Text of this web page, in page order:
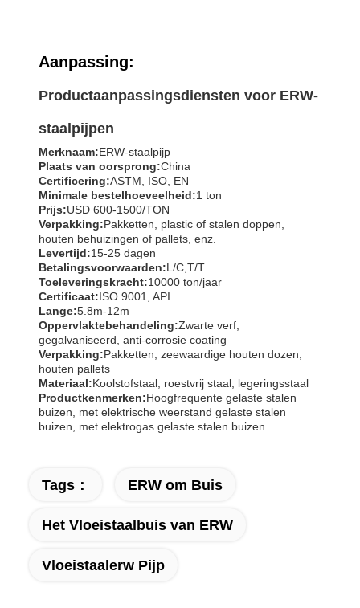
Aanpassing:
Productaanpassingsdiensten voor ERW-
staalpijpen
Merknaam:ERW-staalpijp
Plaats van oorsprong:China
Certificering:ASTM, ISO, EN
Minimale bestelhoeveelheid:1 ton
Prijs:USD 600-1500/TON
Verpakking:Pakketten, plastic of stalen doppen,
houten behuizingen of pallets, enz.
Levertijd:15-25 dagen
Betalingsvoorwaarden:L/C,T/T
Toeleveringskracht:10000 ton/jaar
Certificaat:ISO 9001, API
Lange:5.8m-12m
Oppervlaktebehandeling:Zwarte verf,
gegalvaniseerd, anti-corrosie coating
Verpakking:Pakketten, zeewaardige houten dozen,
houten pallets
Materiaal:Koolstofstaal, roestvrij staal, legeringsstaal
Productkenmerken:Hoogfrequente gelaste stalen
buizen, met elektrische weerstand gelaste stalen
buizen, met elektrogas gelaste stalen buizen
Tags： ERW om Buis
Het Vloeistaalbuis van ERW
Vloeistaalerw Pijp